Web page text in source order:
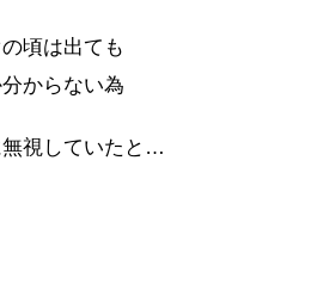
頃は出ても
からない為
視していたと…